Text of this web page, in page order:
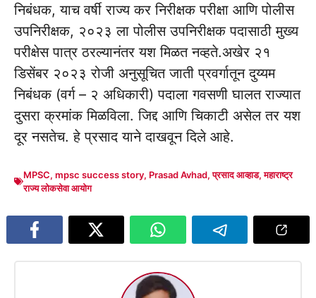
निबंधक, याच वर्षी राज्य कर निरीक्षक परीक्षा आणि पोलीस
उपनिरीक्षक, २०२३ ला पोलीस उपनिरीक्षक पदासाठी मुख्य
परीक्षेस पात्र ठरल्यानंतर यश मिळत नव्हते.अखेर २१
डिसेंबर २०२३ रोजी अनुसूचित जाती प्रवर्गातून दुय्यम
निबंधक (वर्ग – २ अधिकारी) पदाला गवसणी घालत राज्यात
दुसरा क्रमांक मिळविला. जिद्द आणि चिकाटी असेल तर यश
दूर नसतेच. हे प्रसाद याने दाखवून दिले आहे.
MPSC, mpsc success story, Prasad Avhad,प्रसाद आव्हाड,महाराष्ट्र
राज्य लोकसेवा आयोग